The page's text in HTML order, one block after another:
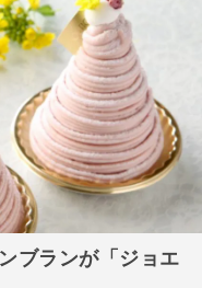
ブランが「ジョエ